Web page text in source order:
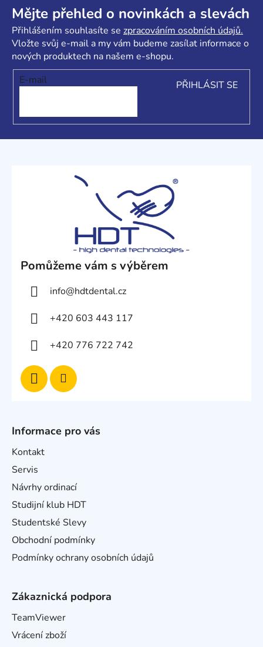
Mějte přehled o novinkách a slevách
Přihlášením souhlasíte se zpracováním osobních údajů.
Vložte svůj e-mail a my vám budeme zasílat informace o
nových produktech na našem e-shopu.
E-mail
PŘIHLÁSIT SE
Pomůžeme vám s výběrem
info@hdtdental.cz
+420 603 443 117
+420 776 722 742
Informace pro vás
Kontakt
Servis
Návrhy ordinací
Studijní klub HDT
Studentské Slevy
Obchodní podmínky
Podmínky ochrany osobních údajů
Zákaznická podpora
TeamViewer
Vrácení zboží